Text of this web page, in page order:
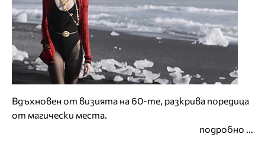
Вдъхновен от визията на 60-те, разкрива поредица
от магически места.
подробно ...